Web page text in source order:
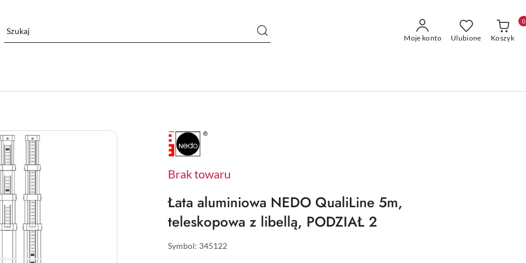
Moje konto Ulubione Koszyk
0
NAZWA
PRODUCENTA:
NEDO
Brak towaru
Łata aluminiowa NEDO QualiLine 5m,
teleskopowa z libellą, PODZIAŁ 2
Symbol: 345122